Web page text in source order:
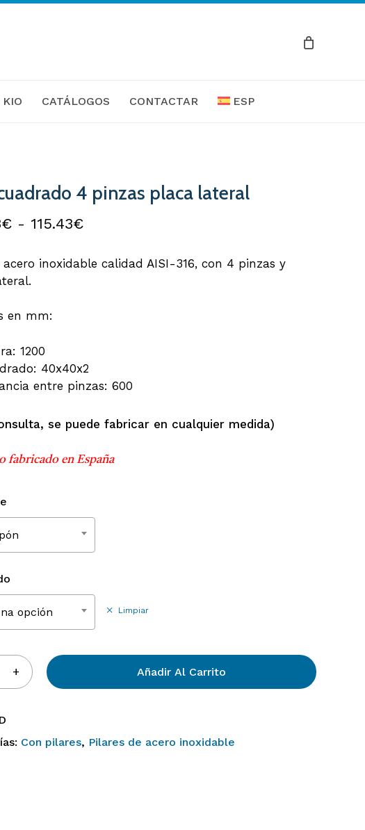
KIO CATÁLOGOS CONTACTAR ESP
4 pinzas placa lateral
€ - 115.43€Rango
precios:
acero inoxidable calidad AISI-316, con 4 pinzas y
en mm:
1200
40x40x2
entre pinzas: 600
se puede fabricar en cualquier medida)
fabricado en España
opción Limpiar
Añadir Al Carrito
Con pilares, Pilares de acero inoxidable